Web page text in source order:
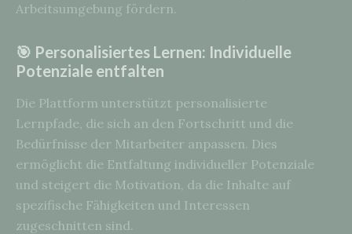
Arbeitsumgebung fördern.
🎯 Personalisiertes Lernen: Individuelle
Potenziale entfalten
Die Plattform unterstützt personalisierte
Lernpfade, die sich an den Fortschritt und die
Bedürfnisse der Mitarbeiter anpassen. Dies
ermöglicht die Entfaltung individueller Potenziale
und steigert die Motivation, da die Inhalte auf
spezifische Fähigkeiten und Interessen
zugeschnitten sind.